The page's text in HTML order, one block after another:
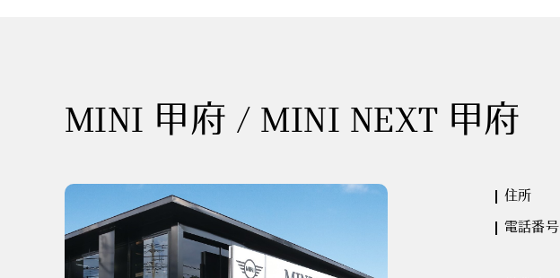
MINI 甲府 / MINI NEXT 甲府
住所
電話番号